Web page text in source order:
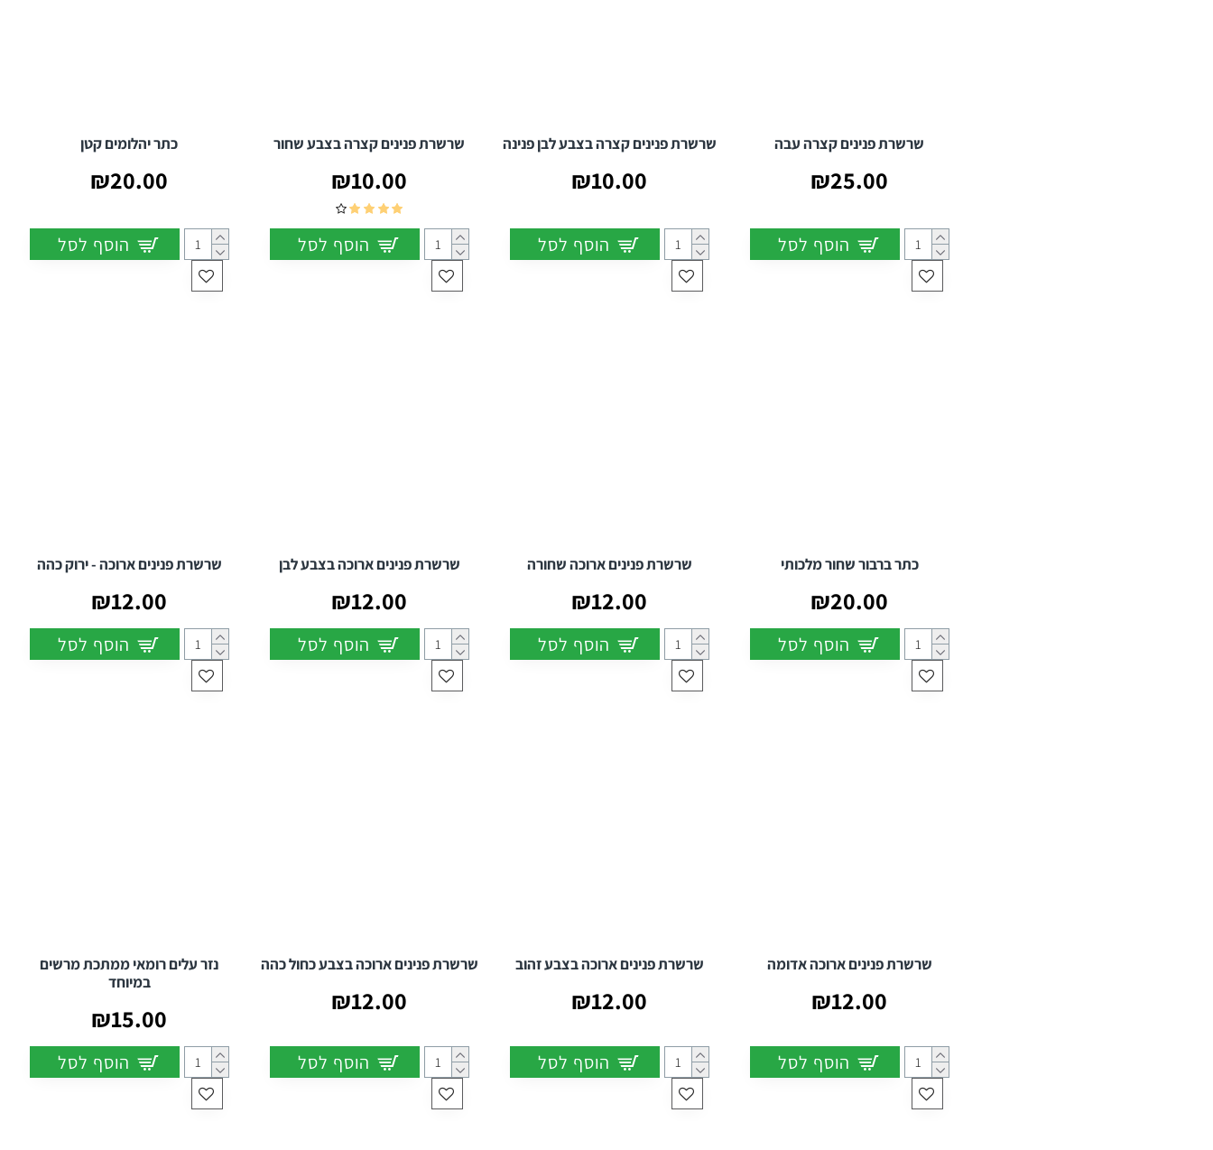
שרשרת פנינים קצרה עבה
₪25.00
הוסף לסל
שרשרת פנינים קצרה בצבע לבן פנינה
₪10.00
הוסף לסל
שרשרת פנינים קצרה בצבע שחור
₪10.00
הוסף לסל
כתר יהלומים קטן
₪20.00
הוסף לסל
כתר ברבור שחור מלכותי
₪20.00
הוסף לסל
שרשרת פנינים ארוכה שחורה
₪12.00
הוסף לסל
שרשרת פנינים ארוכה בצבע לבן
₪12.00
הוסף לסל
שרשרת פנינים ארוכה - ירוק כהה
₪12.00
הוסף לסל
שרשרת פנינים ארוכה אדומה
₪12.00
הוסף לסל
שרשרת פנינים ארוכה בצבע זהוב
₪12.00
הוסף לסל
שרשרת פנינים ארוכה בצבע כחול כהה
₪12.00
הוסף לסל
נזר עלים רומאי ממתכת מרשים
במיוחד
₪15.00
הוסף לסל